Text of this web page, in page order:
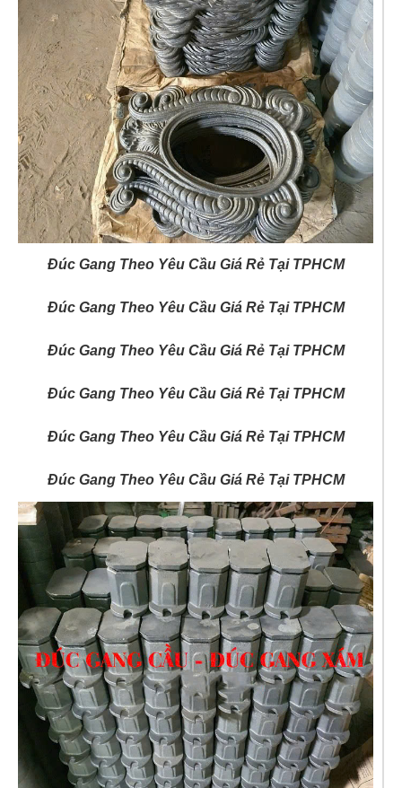
Đúc Gang Theo Yêu Cầu Giá Rẻ Tại TPHCM
Đúc Gang Theo Yêu Cầu Giá Rẻ Tại TPHCM
Đúc Gang Theo Yêu Cầu Giá Rẻ Tại TPHCM
Đúc Gang Theo Yêu Cầu Giá Rẻ Tại TPHCM
Đúc Gang Theo Yêu Cầu Giá Rẻ Tại TPHCM
Đúc Gang Theo Yêu Cầu Giá Rẻ Tại TPHCM